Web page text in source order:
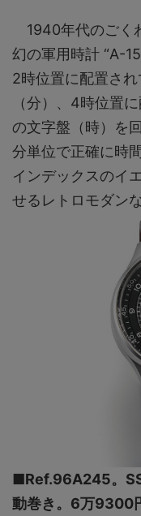
1940年代のごく
幻の軍用時計 “A-
2時位置に配置さ
（分）、4時位置
の文字盤（時）を
分単位で正確に時
インデックスのイ
せるレトロモダン
■Ref.96A245。
動巻き。6万9300